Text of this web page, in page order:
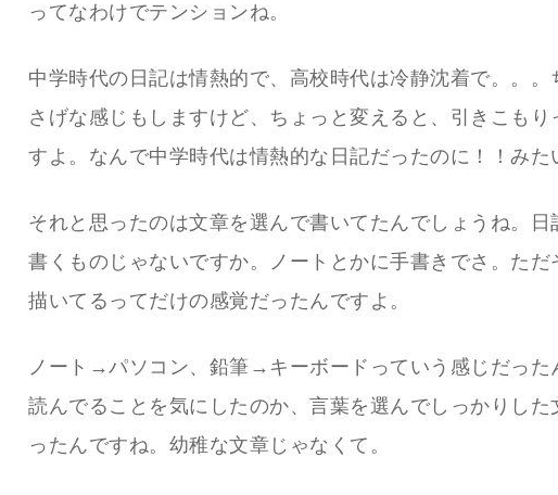
ってなわけでテンションね。
中学時代の日記は情熱的で、高校時代は冷静沈着で。。。
さげな感じもしますけど、ちょっと変えると、引きこも
すよ。なんで中学時代は情熱的な日記だったのに！！みた
それと思ったのは文章を選んで書いてたんでしょうね。日
書くものじゃないですか。ノートとかに手書きでさ。ただ
描いてるってだけの感覚だったんですよ。
ノート→パソコン、鉛筆→キーボードっていう感じだった
読んでることを気にしたのか、言葉を選んでしっかりした
ったんですね。幼稚な文章じゃなくて。